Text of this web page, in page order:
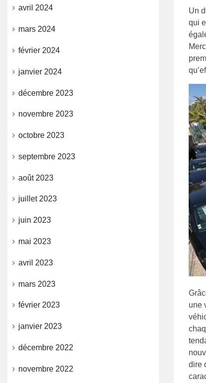
Un
qui
une
dire
avril 2024
mars 2024
février 2024
janvier 2024
décembre 2023
novembre 2023
octobre 2023
septembre 2023
août 2023
juillet 2023
juin 2023
mai 2023
avril 2023
mars 2023
février 2023
janvier 2023
décembre 2022
novembre 2022